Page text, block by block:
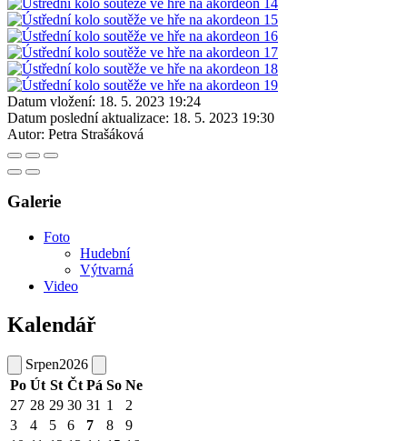
Datum vložení: 18. 5. 2023 19:24
Datum poslední aktualizace: 18. 5. 2023 19:30
Autor: Petra Strašáková
Galerie
Foto
Hudební
Výtvarná
Video
Kalendář
Srpen2026
Po Út St Čt Pá So Ne
27 28 29 30 31 1
2
3
4 5 6 7 8
9